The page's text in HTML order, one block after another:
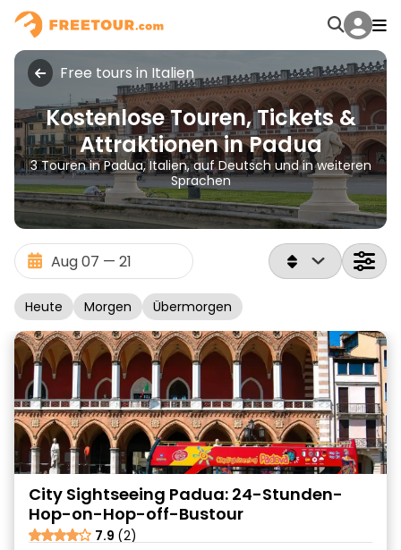
Free tours in Italien
Kostenlose Touren, Tickets &
Attraktionen in Padua
3 Touren in Padua, Italien, auf Deutsch und in weiteren
Sprachen
Heute Morgen Übermorgen
City Sightseeing Padua: 24-Stunden-
Hop-on-Hop-off-Bustour
7.9 (2)